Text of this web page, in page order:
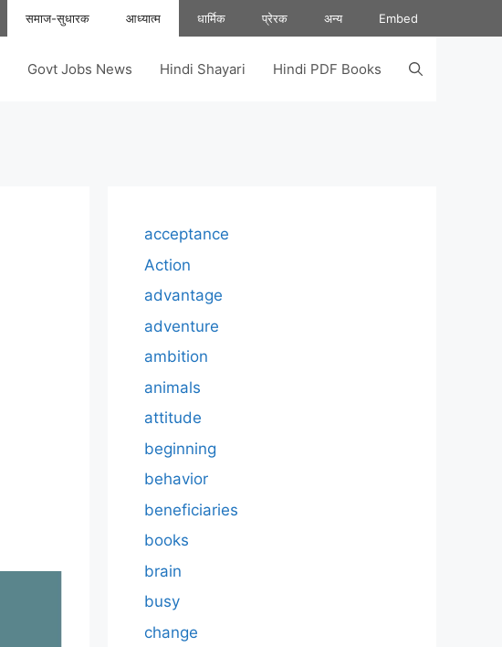
समाज-सुधारक आध्यात्म धार्मिक प्रेरक अन्य Embed
Govt Jobs News Hindi Shayari Hindi PDF Books
acceptance
Action
advantage
adventure
ambition
animals
attitude
beginning
behavior
beneficiaries
books
brain
busy
change